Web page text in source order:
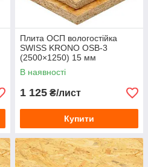
Плита ОСП вологостійка
SWISS KRONO OSB-3
(2500×1250) 15 мм
В наявності
1 125 ₴/лист
Купити